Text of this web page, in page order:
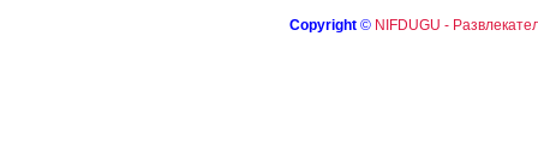
Copyright © NIFDUGU -